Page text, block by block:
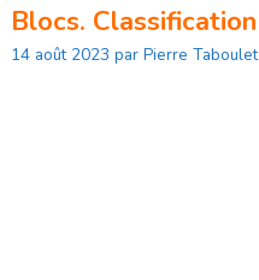
Blocs. Classification
14 août 2023 par Pierre Taboulet